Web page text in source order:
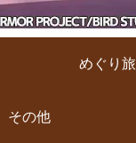
めぐり旅
その他